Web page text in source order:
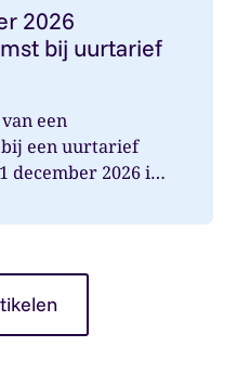
2026
bij uurtarief
een
een uurtarief
december 2026 in